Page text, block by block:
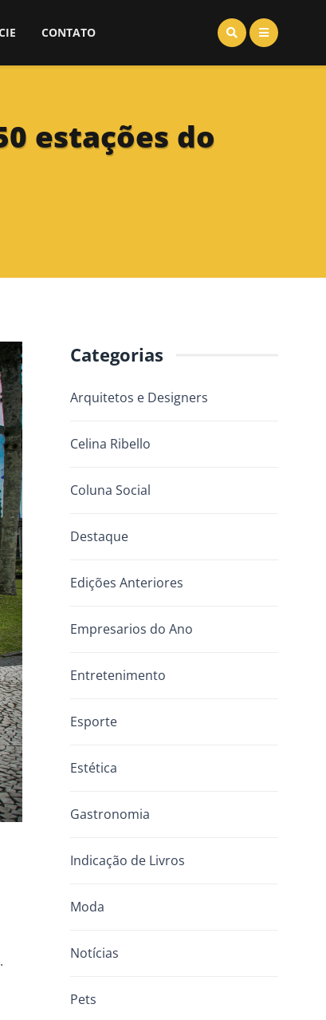
CONTATO
estações do
Categorias
Arquitetos e Designers
Celina Ribello
Coluna Social
Destaque
Edições Anteriores
Empresarios do Ano
Entretenimento
Esporte
Estética
Gastronomia
Indicação de Livros
Moda
Notícias
Pets